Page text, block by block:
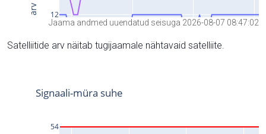
Jaama andmed uuendatud seisuga 2026-08-07 08:47:02
Satelliitide arv näitab tugijaamale nähtavaid satelliite.